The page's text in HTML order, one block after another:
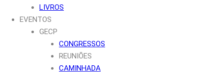
LIVROS
EVENTOS
GECP
CONGRESSOS
REUNIÕES
CAMINHADA